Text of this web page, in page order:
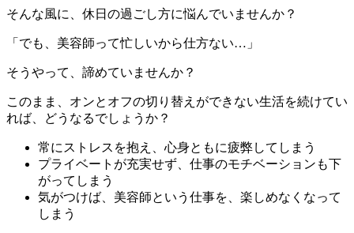
そんな風に、休日の過ごし方に悩んでいませんか？
「でも、美容師って忙しいから仕方ない…」
そうやって、諦めていませんか？
このまま、オンとオフの切り替えができない生活を続けてい
れば、どうなるでしょうか？
常にストレスを抱え、心身ともに疲弊してしまう
プライベートが充実せず、仕事のモチベーションも下
がってしまう
気がつけば、美容師という仕事を、楽しめなくなって
しまう